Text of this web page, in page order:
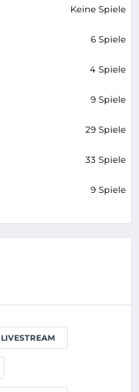
Keine Spiele
6 Spiele
4 Spiele
9 Spiele
29 Spiele
33 Spiele
9 Spiele
LIVESTREAM